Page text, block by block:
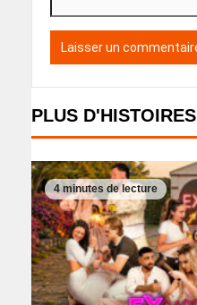
PLUS D'HISTOIRES
4 minutes de lecture